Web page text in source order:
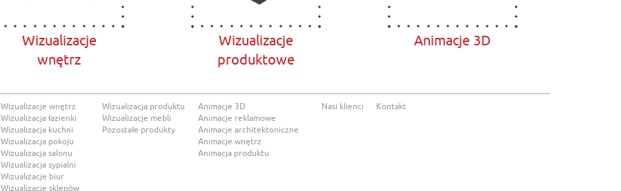
Wizualizacje
wnętrz
Wizualizacje
produktowe
Animacje 3D
Wizualizacje wnętrz
Wizualizacja łazienki
Wizualizacja kuchni
Wizualizacja pokoju
Wizualizacja salonu
Wizualizacja sypialni
Wizualizacje biur
Wizualizacje sklepów
Wizualizacja produktu
Wizualizacje mebli
Pozostałe produkty
Animacje 3D
Animacje reklamowe
Animacje architektoniczne
Animacje wnętrz
Animacja produktu
Nasi klienci Kontakt